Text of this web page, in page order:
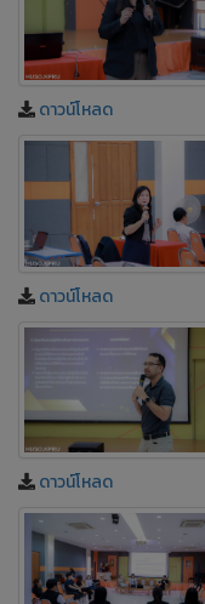
ดาวน์โหลด
ดาวน์โหลด
ดาวน์โหลด